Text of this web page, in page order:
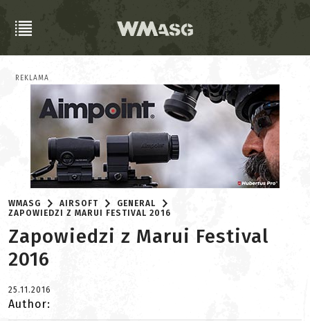
REKLAMA
WMASG AIRSOFT
GENERAL
ZAPOWIEDZI Z MARUI FESTIVAL 2016
Zapowiedzi z Marui Festival
2016
25.11.2016
Author: